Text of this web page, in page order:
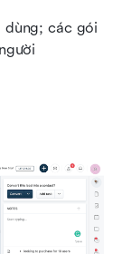
dùng; các gói